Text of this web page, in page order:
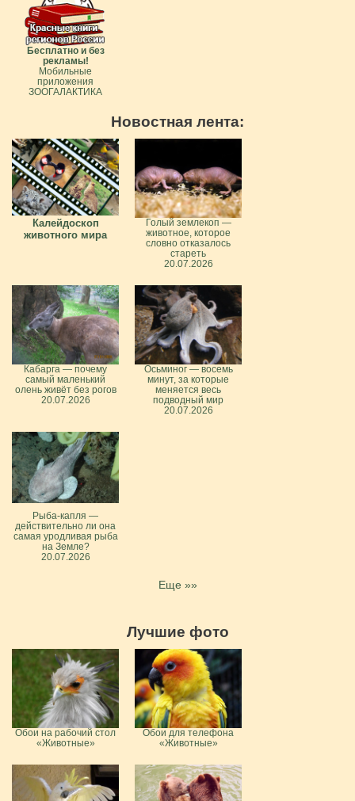
Бесплатно и без
рекламы!
Мобильные
приложения
ЗООГАЛАКТИКА
Новостная лента:
Калейдоскоп
животного мира
Голый землекоп —
животное, которое
словно отказалось
стареть
20.07.2026
Кабарга — почему
самый маленький
олень живёт без рогов
20.07.2026
Осьминог — восемь
минут, за которые
меняется весь
подводный мир
20.07.2026
Рыба-капля —
действительно ли она
самая уродливая рыба
на Земле?
20.07.2026
Еще »»
Лучшие фото
Обои на рабочий стол
«Животные»
Обои для телефона
«Животные»